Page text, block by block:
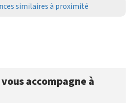
similaires à proximité
accompagne à